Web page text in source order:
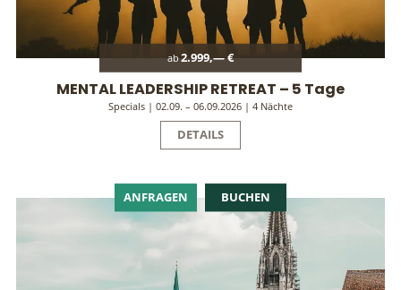
ab2.999,— €
MENTAL LEADERSHIP RETREAT – 5 Tage
Specials | 02.09. – 06.09.2026 | 4 Nächte
DETAILS
ANFRAGEN BUCHEN